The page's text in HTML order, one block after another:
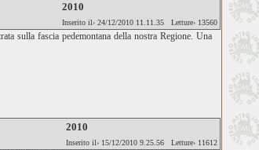
2010
Inserito il› 24/12/2010 11.11.35 Letture› 13560
sulla fascia pedemontana della nostra Regione. Una
2010
Inserito il› 15/12/2010 9.25.56 Letture› 11612